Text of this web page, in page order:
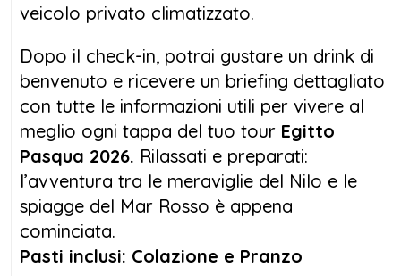
Il tourEgitto Pasqua 2026è perfetto per chi
benessere. Potrai esplorare templi millenari
comeTempio di Karnak, Tempio di
Luxor ,EdfueKom Ombo , navigare sul fiume
più iconico del mondo e rilassarti tra le
acque turchesi del Mar Rosso. Se ami la
storia ma non vuoi rinunciare al mare, il
viaggio Egitto Pasqua 2026 è la scelta ideale.
Approfitta subito delle migliori offerte Egitto
veicolo privato climatizzato.
Dopo il check-in, potrai gustare un drink di
benvenuto e ricevere un briefing dettagliato
con tutte le informazioni utili per vivere al
meglio ogni tappa del tuo tour Egitto
Pasqua 2026. Rilassati e preparati:
l’avventura tra le meraviglie del Nilo e le
spiagge del Mar Rosso è appena
cominciata.
Pasti inclusi: Colazione e Pranzo